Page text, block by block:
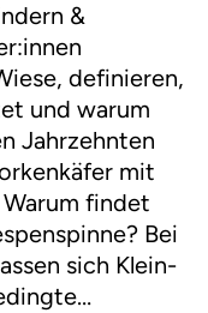
&
definieren,
und warum
Jahrzehnten
mit
findet
Bei
sich Klein-